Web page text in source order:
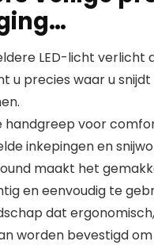
LED-licht verlicht
u precies waar u
voor
inkepingen en
maakt het
en eenvoudig te
dat
worden bevestigd